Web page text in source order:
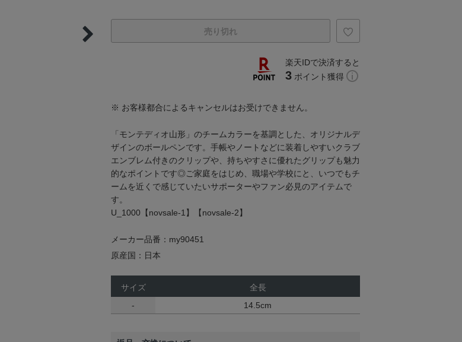
売り切れ
楽天IDで決済すると
3 ポイント獲得
※ お客様都合によるキャンセルはお受けできません。
「モンテディオ山形」のチームカラーを基調とした、オリジナルデ
ザインのボールペンです。手帳やノートなどに装着しやすいクラブ
エンブレム付きのクリップや、持ちやすさに優れたグリップも魅力
的なポイントです◎ご家庭をはじめ、職場や学校にと、いつでもチ
ームを近くで感じていたいサポーターやファン必見のアイテムで
す。
U_1000【novsale-1】【novsale-2】
メーカー品番：my90451
原産国：日本
サイズ
全長
-
14.5cm